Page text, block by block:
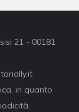
21 - 00181
in quanto